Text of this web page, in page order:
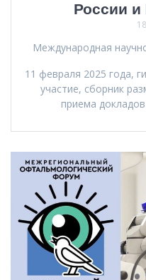
России и
Международная
11 февраля 2025 года,
участие, сборник
приема